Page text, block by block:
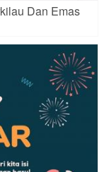
Dan Emas